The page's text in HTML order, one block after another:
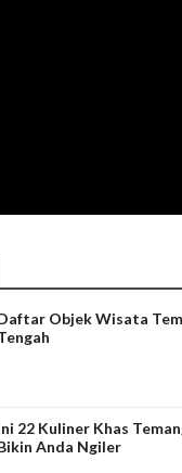
Objek Wisata
22 Kuliner Khas
Anda Ngiler